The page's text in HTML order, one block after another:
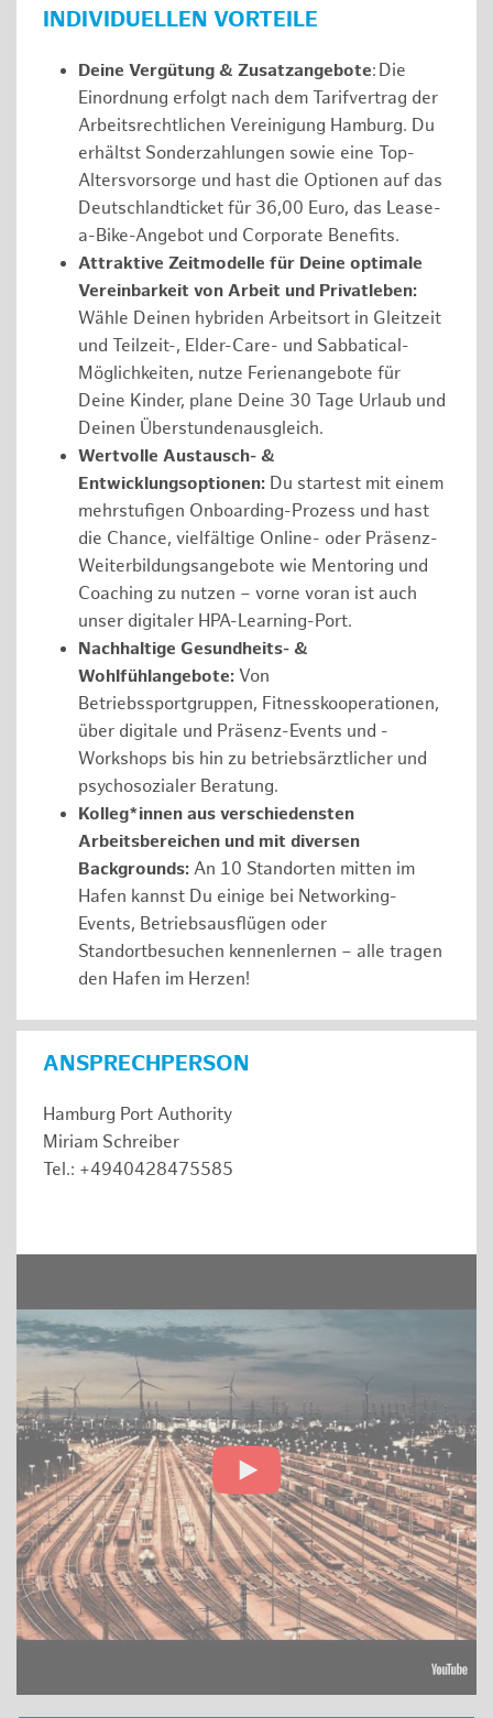
INDIVIDUELLEN VORTEILE
Deine Vergütung & Zusatzangebote: Die
Einordnung erfolgt nach dem Tarifvertrag der
Arbeitsrechtlichen Vereinigung Hamburg. Du
erhältst Sonderzahlungen sowie eine Top-
Altersvorsorge und hast die Optionen auf das
Deutschlandticket für 36,00 Euro, das Lease-
a-Bike-Angebot und Corporate Benefits.
Attraktive Zeitmodelle für Deine optimale
Vereinbarkeit von Arbeit und Privatleben:
Wähle Deinen hybriden Arbeitsort in Gleitzeit
und Teilzeit-, Elder-Care- und Sabbatical-
Möglichkeiten, nutze Ferienangebote für
Deine Kinder, plane Deine 30 Tage Urlaub und
Deinen Überstundenausgleich.
Wertvolle Austausch- &
Entwicklungsoptionen: Du startest mit einem
mehrstufigen Onboarding-Prozess und hast
die Chance, vielfältige Online- oder Präsenz-
Weiterbildungsangebote wie Mentoring und
Coaching zu nutzen – vorne voran ist auch
unser digitaler HPA-Learning-Port.
Nachhaltige Gesundheits- &
Wohlfühlangebote: Von
Betriebssportgruppen, Fitnesskooperationen,
über digitale und Präsenz-Events und -
Workshops bis hin zu betriebsärztlicher und
psychosozialer Beratung.
Kolleg*innen aus verschiedensten
Arbeitsbereichen und mit diversen
Backgrounds: An 10 Standorten mitten im
Hafen kannst Du einige bei Networking-
Events, Betriebsausflügen oder
Standortbesuchen kennenlernen – alle tragen
den Hafen im Herzen!
ANSPRECHPERSON
Hamburg Port Authority
Miriam Schreiber
Tel.: +4940428475585